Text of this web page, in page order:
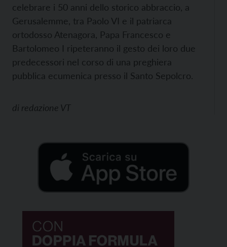
celebrare i 50 anni dello storico abbraccio, a
Gerusalemme, tra Paolo VI e il patriarca
ortodosso Atenagora, Papa Francesco e
Bartolomeo I ripeteranno il gesto dei loro due
predecessori nel corso di una preghiera
pubblica ecumenica presso il Santo Sepolcro.
di redazione VT